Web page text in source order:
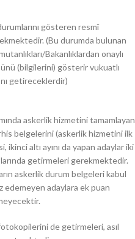
gösteren resmî
(Bu durumda bulunan
Bakanlıklardan onaylı
(bilgilerini) gösterir vukuatlı
getireceklerdir)
askerlik hizmetini tamamlayan
belgelerini (askerlik hizmetini ilk
altı ayını da yapan adaylar iki
getirmeleri gerekmektedir.
askerlik durum belgeleri kabul
adaylara ek puan
de getirmeleri, asıl